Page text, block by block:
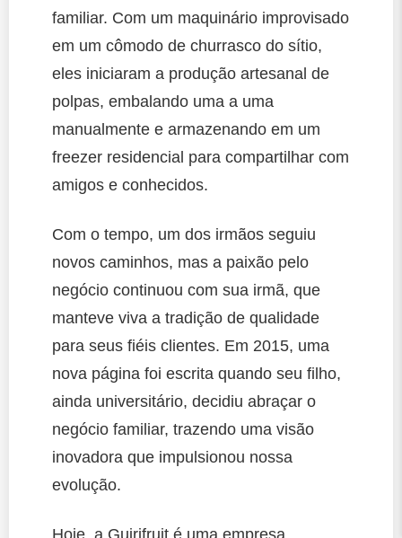
familiar. Com um maquinário improvisado
em um cômodo de churrasco do sítio,
eles iniciaram a produção artesanal de
polpas, embalando uma a uma
manualmente e armazenando em um
freezer residencial para compartilhar com
amigos e conhecidos.
Com o tempo, um dos irmãos seguiu
novos caminhos, mas a paixão pelo
negócio continuou com sua irmã, que
manteve viva a tradição de qualidade
para seus fiéis clientes. Em 2015, uma
nova página foi escrita quando seu filho,
ainda universitário, decidiu abraçar o
negócio familiar, trazendo uma visão
inovadora que impulsionou nossa
evolução.
Hoje, a Guirifruit é uma empresa